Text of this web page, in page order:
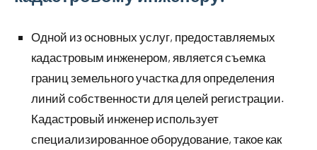
Одной из основных услуг, предоставляемых
кадастровым инженером, является съемка
границ земельного участка для определения
линий собственности для целей регистрации.
Кадастровый инженер использует
специализированное оборудование, такое как